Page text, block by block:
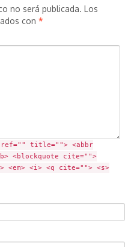
no será publicada. Los
con *
title=""> <abbr
<blockquote cite="">
<em> <i> <q cite=""> <s>